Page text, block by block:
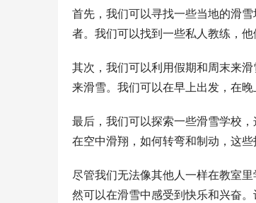
首先，我们可以寻找一些当地的滑
者。我们可以找到一些私人教练，
其次，我们可以利用假期和周末来
来滑雪。我们可以在早上出发，在
最后，我们可以探索一些滑雪学校
在空中滑翔，如何转弯和制动，这
尽管我们无法像其他人一样在教室
然可以在滑雪中感受到快乐和兴奋